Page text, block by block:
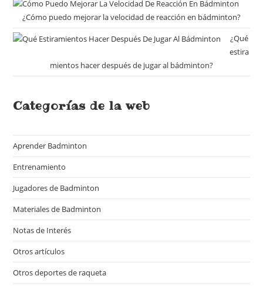
¿Cómo puedo mejorar la velocidad de reacción en bádminton?
¿Qué
estira
mientos hacer después de jugar al bádminton?
Categorías de la web
Aprender Badminton
Entrenamiento
Jugadores de Badminton
Materiales de Badminton
Notas de Interés
Otros artículos
Otros deportes de raqueta